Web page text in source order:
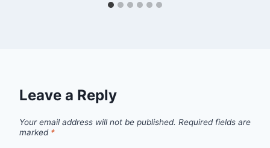
Leave a Reply
Your email address will not be published. Required fields are
marked *